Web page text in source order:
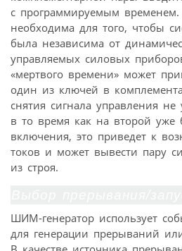
с программируемым
необходима для того, чтобы
была независима от
управляемых силовых
«мертвого времени» может
один из ключей в
снятия сигнала управления не
в то время как на второй уже
включения, это приведет к
токов и может вывести пару
из строя.
ШИМ-генератор использует
для генерации прерываний